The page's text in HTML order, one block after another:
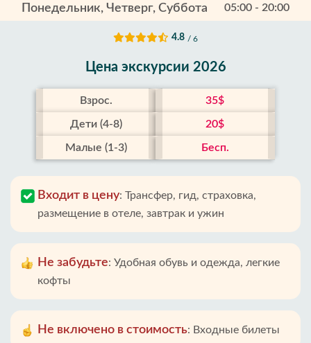
Понедельник, Четверг, Суббота 05:00 - 20:00
4.8 / 6
Цена экскурсии 2026
Взрос. 35$
Дети (4-8) 20$
Малые (1-3) Бесп.
Входит в цену: Трансфер, гид, страховка,
размещение в отеле, завтрак и ужин
Не забудьте: Удобная обувь и одежда, легкие
кофты
Не включено в стоимость: Входные билеты